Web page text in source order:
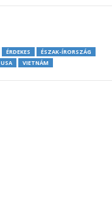
ÉRDEKES
ÉSZAK-ÍRORSZÁG
USA
VIETNÁM